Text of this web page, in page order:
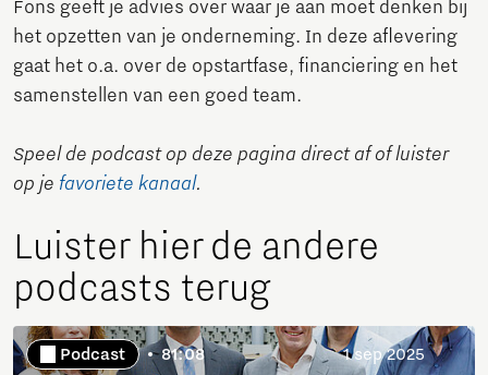
Fons geeft je advies over waar je aan moet denken bij
het opzetten van je onderneming. In deze aflevering
gaat het o.a. over de opstartfase, financiering en het
samenstellen van een goed team.
Speel de podcast op deze pagina direct af of luister
op je favoriete kanaal.
Luister hier de andere
podcasts terug
Podcast 81:08 1 sep 2025